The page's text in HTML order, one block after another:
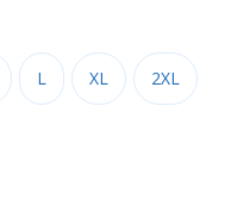
L XL 2XL